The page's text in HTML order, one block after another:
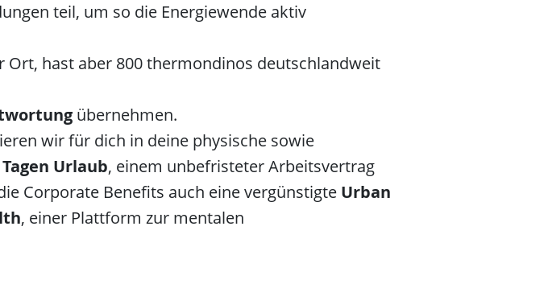
teil, um so die Energiewende aktiv
Ort, hast aber 800 thermondinos deutschlandweit
übernehmen.
wir für dich in deine physische sowie
Tagen Urlaub, einem unbefristeter Arbeitsvertrag
Corporate Benefits auch eine vergünstigte Urban
, einer Plattform zur mentalen